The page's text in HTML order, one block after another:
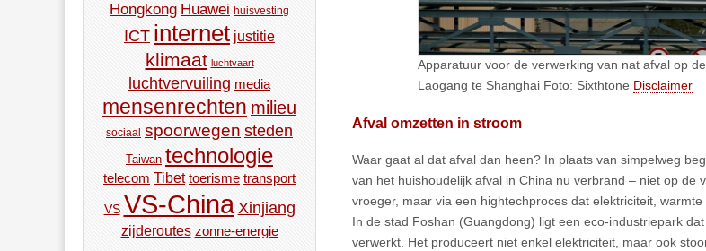
Apparatuur voor de verwerking van nat afval op
Laogang te Shanghai Foto: Sixthtone Disclaimer
Afval omzetten in stroom
Waar gaat al dat afval dan heen? In plaats van simpelweg
van het huishoudelijk afval in China nu verbrand – niet op de
vroeger, maar via een hightechproces dat elektriciteit,
In de stad Foshan (Guangdong) ligt een eco-industriepark
verwerkt. Het produceert niet enkel elektriciteit, maar ook
Hongkong Huawei huisvesting
ICT internet justitie
klimaat luchtvaart
luchtvervuiling media
mensenrechten milieu
sociaal spoorwegen steden
Taiwan technologie
telecom Tibet toerisme transport
VS VS-China Xinjiang
zijderoutes zonne-energie